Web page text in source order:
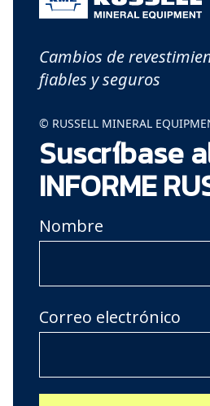
Cambios de
fiables y seguros
© RUSSELL MINERAL
Suscríbase
INFORME
Nombre
Correo electrónico